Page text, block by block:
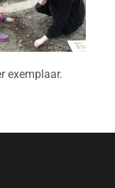
exemplaar.